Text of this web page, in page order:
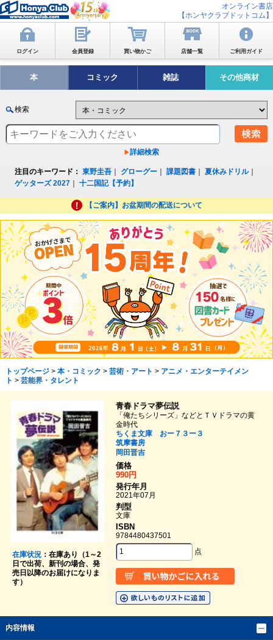
オンライン書店
【ホンヤクラブドットコム】
ログイン 会員登録 買い物かご 店舗一覧 ご利用ガイド
本 コミック 雑誌 その他商材
検索
詳細検索
注目のキーワード： 東野圭吾 グローグー ｜課題図書 ｜夏休みドリル｜
ゲッターズ 2027 ｜十二国記【予約】
【ご案内】お盆期間の配送について
トップページ> 本・コミック > 芸術・アート > アニメ・エンターテイメン
ト > 芸能界・タレント
在庫状況：在庫あり（1～2
日で出荷、新刊の場合、発
売日以降のお届けになりま
す）
青春ドラマ夢伝説
「俺たちシリーズ」などとＴＶドラマの黄
金時代
ちくま文庫 おー７３ー３
筑摩書房
岡田晋吉
価格
990円
発行年月
2021年07月
判型
文庫
ISBN
9784480437501
点
内容情報